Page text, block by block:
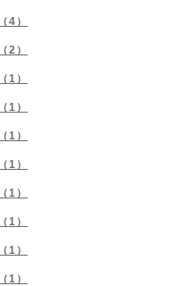
4）
2）
1）
1）
1）
1）
1）
1）
1）
1）